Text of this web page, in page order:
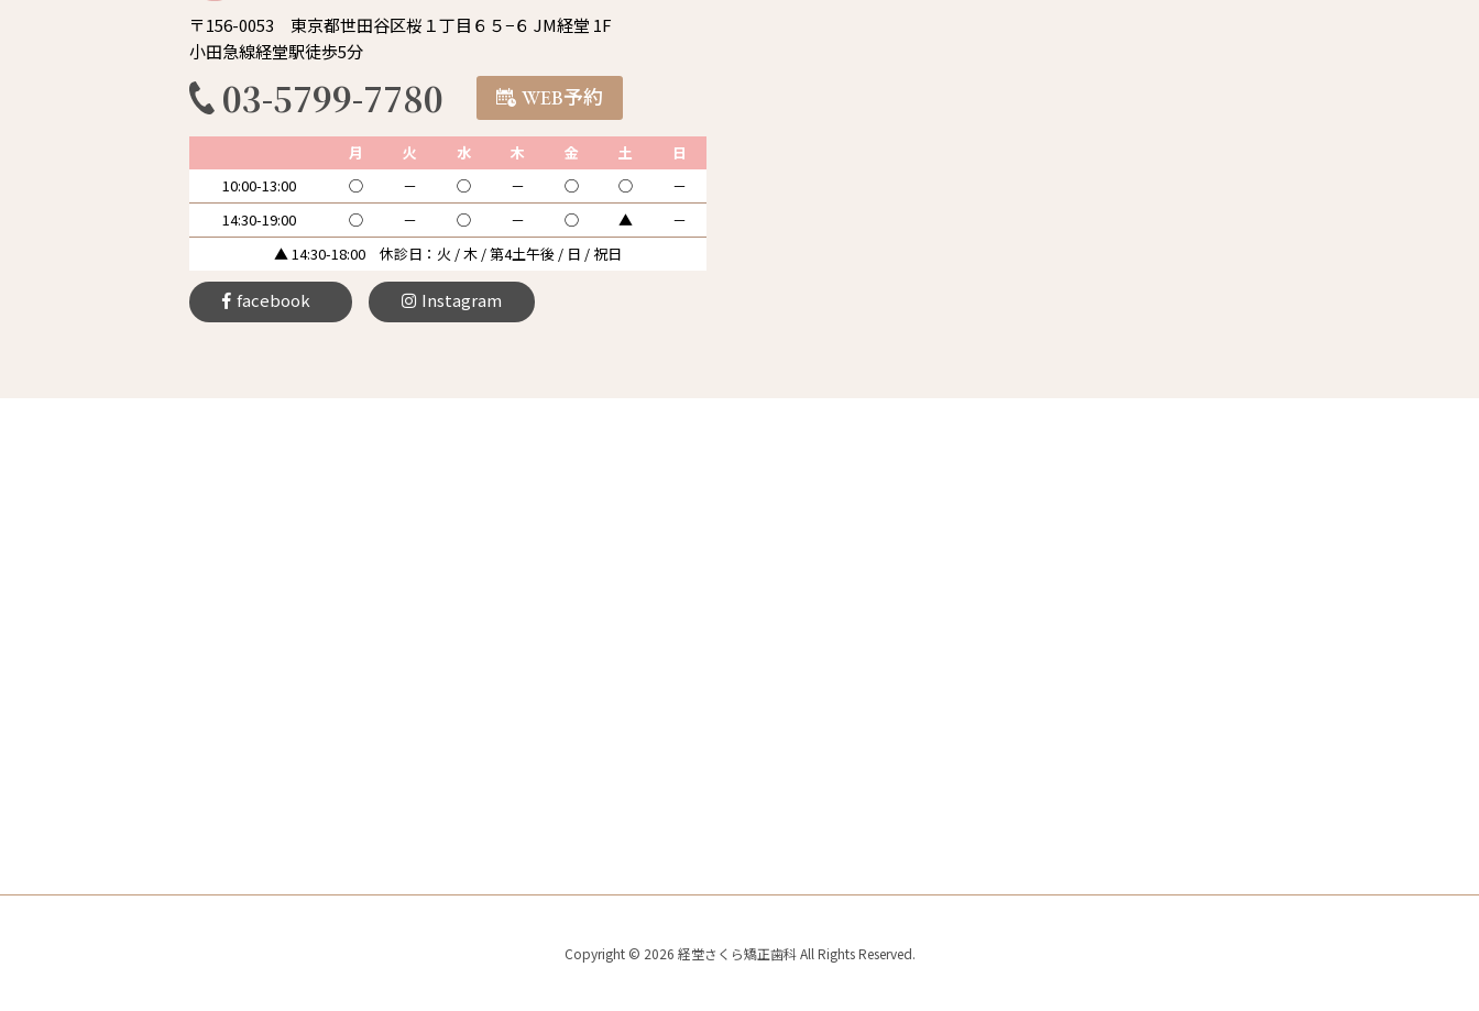
〒156-0053 東京都世田谷区桜１丁目６５−６ JM経堂 1F
小田急線経堂駅徒歩5分
03-5799-7780 WEB予約
月 火 水 木 金 土
日
10:00-13:00
◯ － ◯ － ◯ ◯
－
14:30-19:00
◯ － ◯ － ◯ ▲
－
▲ 14:30-18:00 休診日：火 / 木 / 第4土午後 / 日 / 祝日
facebook Instagram
Copyright © 2026 経堂さくら矯正歯科All Rights Reserved.